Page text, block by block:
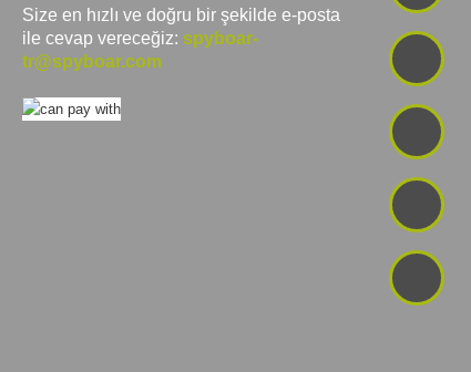
Size en hızlı ve doğru bir şekilde e-posta
ile cevap vereceğiz: spyboar-
tr@spyboar.com